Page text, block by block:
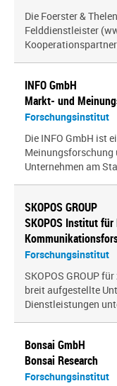
Die Foerster &
Felddienstleister
INFO GmbH
Markt- und
Forschungsinstitut
Die INFO GmbH ist
Meinungsforschung
Unternehmen am
SKOPOS GROUP
SKOPOS Institut
Forschungsinstitut
SKOPOS GROUP
breit aufgestellte
Dienstleistungen
Bonsai GmbH
Bonsai Research
Forschungsinstitut